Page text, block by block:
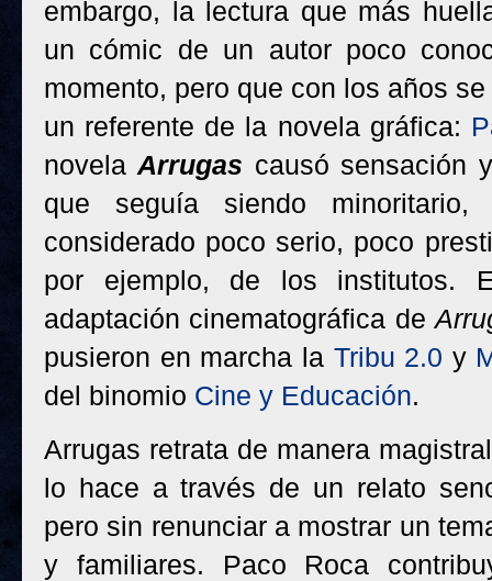
embargo, la lectura que más
un cómic de un autor poco
momento, pero que con los años
un referente de la novela gráfica:
novelaArrugas causó sensación
que seguía siendo
considerado poco serio, poco
por ejemplo, de los institutos.
adaptación cinematográfica de
pusieron en marcha la Tribu 2.0 y
del binomio Cine y Educación.
Arrugas retrata de manera
lo hace a través de un relato
pero sin renunciar a mostrar un
y familiares. Paco Roca